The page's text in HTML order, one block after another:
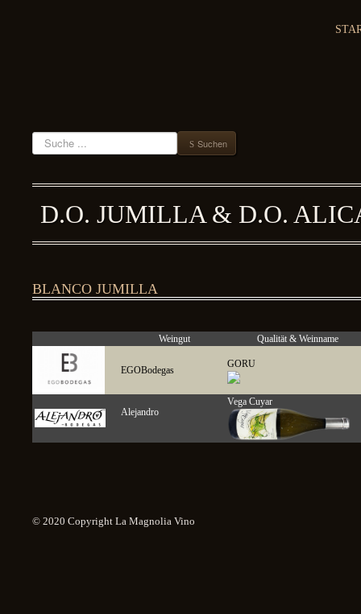
Suchen Suchen
D.O. JUMILLA & D.O.
BLANCO JUMILLA
Weingut Qualität & Weinname
EGOBodegas
GORU
Alejandro
Vega Cuyar
© 2020 Copyright La Magnolia Vino